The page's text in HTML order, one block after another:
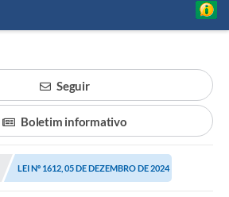
Seguir
Boletim informativo
LEI Nº 1612, 05 DE DEZEMBRO DE 2024